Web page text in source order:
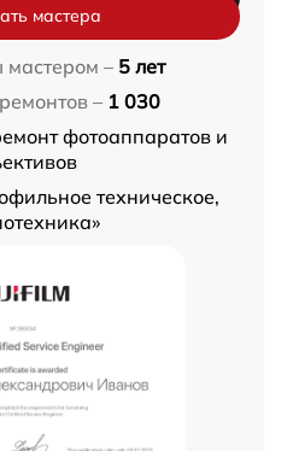
мастера
– 5 лет
– 1 030
фотоаппаратов и
техническое,